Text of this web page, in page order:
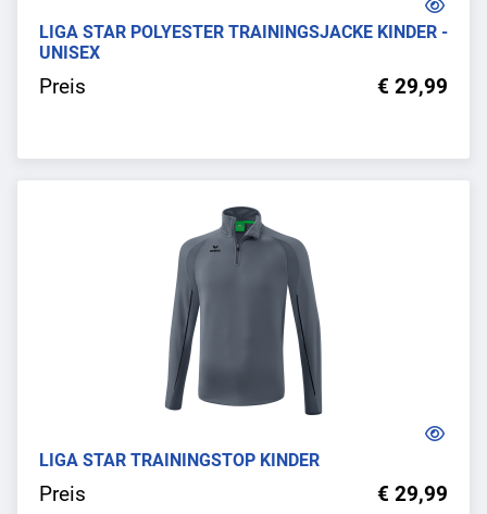
LIGA STAR POLYESTER TRAININGSJACKE KINDER -
UNISEX
Preis € 29,99
LIGA STAR TRAININGSTOP KINDER
Preis € 29,99